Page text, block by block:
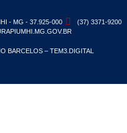
- MG - 37.925-000
(37) 3371-9200
BARCELOS – TEM3.DIGITAL